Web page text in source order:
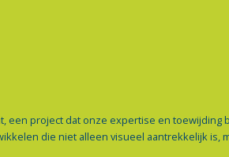
project dat onze expertise en
die niet alleen visueel aantrekkelijk is,